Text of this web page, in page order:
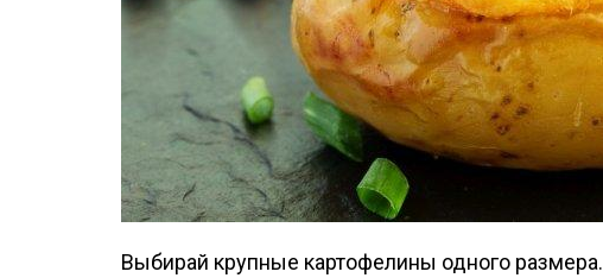
Выбирай крупные картофелины одного размера.